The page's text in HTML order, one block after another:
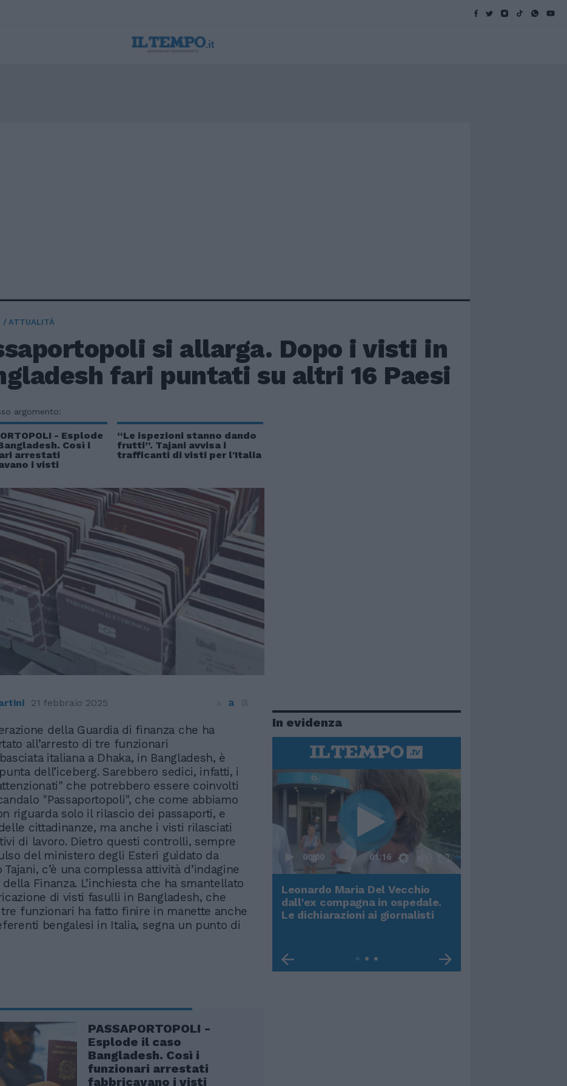
ATTUALITÀ
si allarga. Dopo i visti in
fari puntati su altri 16 Paesi
argomento:
- Esplode
Così i
arrestati
i visti
“Le ispezioni stanno dando
frutti”. Tajani avvisa i
trafficanti di visti per l'Italia
21 febbraio 2025 a
della Guardia di finanza che ha
all’arresto di tre funzionari
italiana a Dhaka, in Bangladesh, è
dell’iceberg. Sarebbero sedici, infatti, i
che potrebbero essere coinvolti
"Passaportopoli", che come abbiamo
riguarda solo il rilascio dei passaporti, e
cittadinanze, ma anche i visti rilasciati
di lavoro. Dietro questi controlli, sempre
del ministero degli Esteri guidato da
Tajani, c’è una complessa attività d’indagine
Finanza. L’inchiesta che ha smantellato
di visti fasulli in Bangladesh, che
funzionari ha fatto finire in manette anche
bengalesi in Italia, segna un punto di
PASSAPORTOPOLI -
Esplode il caso
Bangladesh. Così i
funzionari arrestati
fabbricavano i visti
In evidenza
Rudy Giuliani a Come States?
Trump, Meloni e la strategia
00:00 01:16
Leonardo Maria Del Vecchio
dall'ex compagna in ospedale.
Le dichiarazioni ai giornalisti